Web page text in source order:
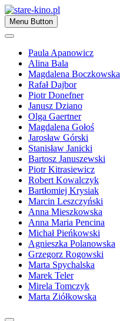
Skip
to
content
stare-kino.pl
Zapraszamy
Menu Button
Paula Apanowicz
Alina Bala
Magdalena Boczkowska
Rafał Dajbor
Piotr Donefner
Janusz Dziano
Olga Gaertner
Magdalena Gołoś
Jarosław Górski
Stanisław Janicki
Bartosz Januszewski
Piotr Kitrasiewicz
Robert Kowalczyk
Bartłomiej Krysiak
Marcin Leszczyński
Anna Mieszkowska
Anna Maria Pencina
Michał Pieńkowski
Agnieszka Polanowska
Grzegorz Rogowski
Marta Spychalska
Marek Teler
Mirela Tomczyk
Marta Ziółkowska